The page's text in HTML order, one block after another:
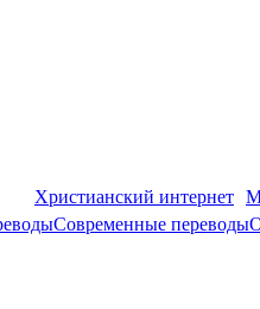
Христианский интернет
Современные переводы